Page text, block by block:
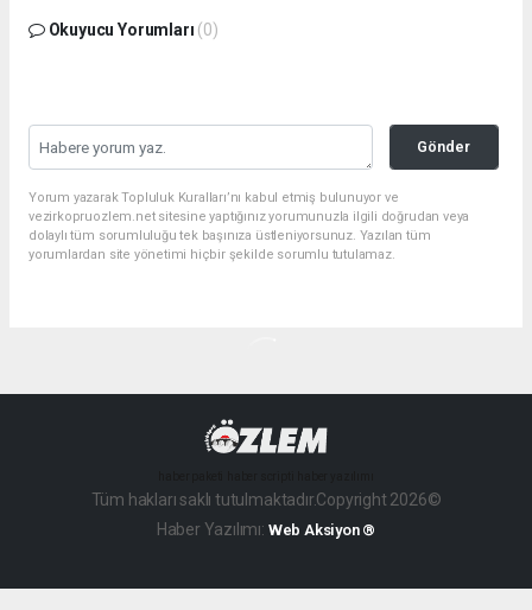
Okuyucu Yorumları (0)
Gönder
Yorum yazarak Topluluk Kuralları’nı kabul etmiş bulunuyor ve
vezirkopruozlem.net sitesine yaptığınız yorumunuzla ilgili doğrudan veya
dolaylı tüm sorumluluğu tek başınıza üstleniyorsunuz. Yazılan tüm
yorumlardan site yönetimi hiçbir şekilde sorumlu tutulamaz.
Tüm hakları saklı tutulmaktadır.Copyright 2026©
Haber Yazılımı: Web Aksiyon ®